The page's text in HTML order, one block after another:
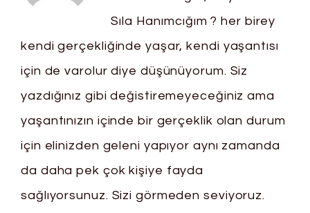
Sıla Hanımcığım ? her birey
kendi gerçekliğinde yaşar, kendi yaşantısı
için de varolur diye düşünüyorum. Siz
yazdığınız gibi değistiremeyeceğiniz ama
yaşantınızın içinde bir gerçeklik olan durum
için elinizden geleni yapıyor aynı zamanda
da daha pek çok kişiye fayda
sağlıyorsunuz. Sizi görmeden seviyoruz.